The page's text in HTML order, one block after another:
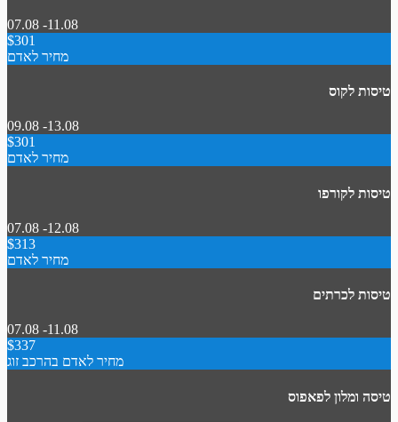
07.08 -11.08
$301
מחיר לאדם
טיסות לקוס
09.08 -13.08
$301
מחיר לאדם
טיסות לקורפו
07.08 -12.08
$313
מחיר לאדם
טיסות לכרתים
07.08 -11.08
$337
מחיר לאדם בהרכב זוג
טיסה ומלון לפאפוס